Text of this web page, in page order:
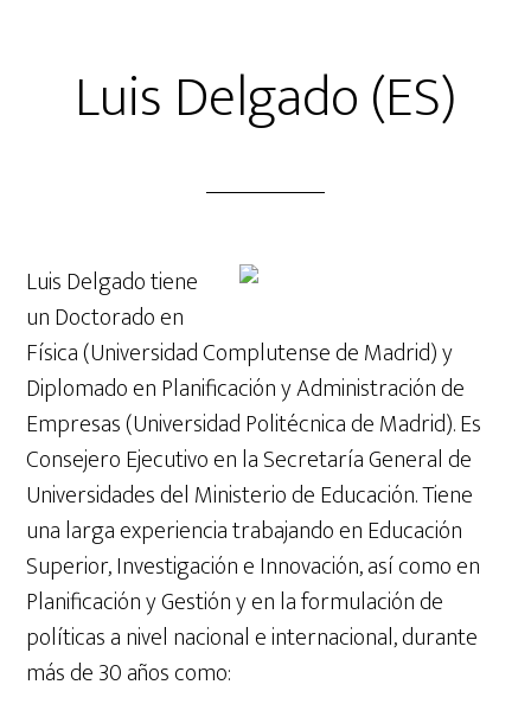
Luis Delgado (ES)
Luis Delgado tiene
un Doctorado en
Física (Universidad Complutense de Madrid) y
Diplomado en Planificación y Administración de
Empresas (Universidad Politécnica de Madrid). Es
Consejero Ejecutivo en la Secretaría General de
Universidades del Ministerio de Educación. Tiene
una larga experiencia trabajando en Educación
Superior, Investigación e Innovación, así como en
Planificación y Gestión y en la formulación de
políticas a nivel nacional e internacional, durante
más de 30 años como: